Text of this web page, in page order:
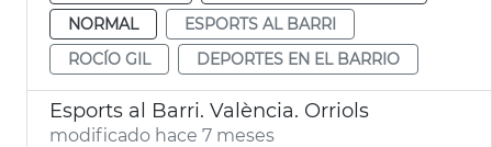
NORMAL
ESPORTS AL BARRI
ROCÍO GIL
DEPORTES EN EL BARRIO
Esports al Barri. València. Orriols
modificado hace 7 meses